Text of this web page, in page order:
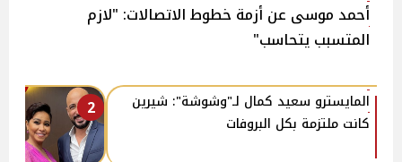
أحمد موسى عن أزمة خطوط الاتصالات: "لازم
المتسبب يتحاسب"
2
المايسترو سعيد كمال لـ"وشوشة": شيرين
كانت ملتزمة بكل البروفات